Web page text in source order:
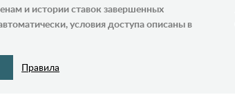
и истории ставок завершенных
условия доступа описаны в
Правила